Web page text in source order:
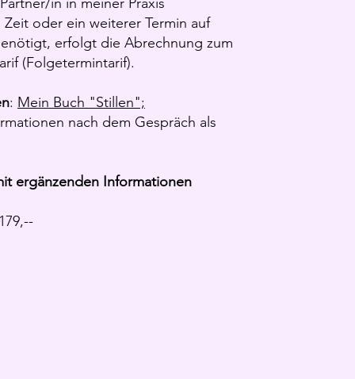
oder ein weiterer Termin auf
erfolgt die Abrechnung zum
(Folgetermintarif).
: Mein Buch "Stillen";
nach dem Gespräch als
ergänzenden Informationen